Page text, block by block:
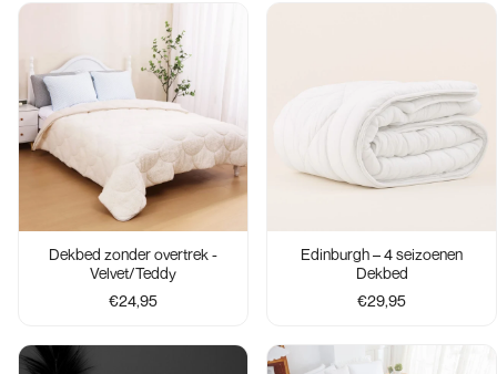
Dekbed zonder overtrek -
Velvet/Teddy
€24,95
Edinburgh – 4 seizoenen
Dekbed
€29,95